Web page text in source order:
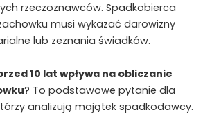
rzeczoznawców. Spadkobierca
musi wykazać darowizny
lub zeznania świadków.
10 lat wpływa na obliczanie
? To podstawowe pytanie dla
analizują majątek spadkodawcy.